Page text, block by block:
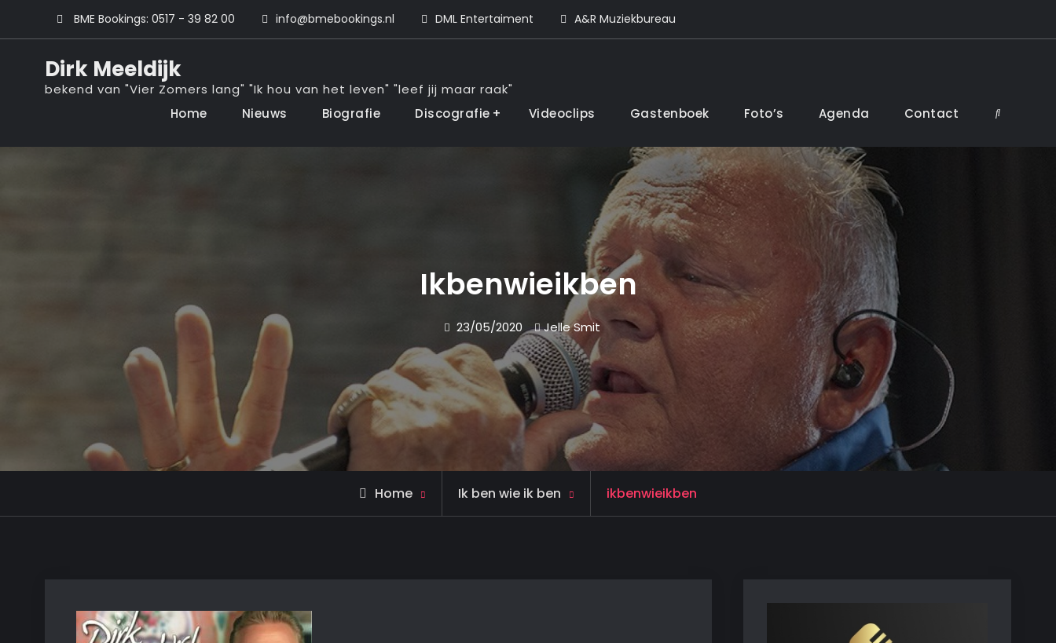
BME Bookings: 0517 - 39 82 00 info@bmebookings.nl DML Entertaiment A&R Muziekbureau
Dirk Meeldijk
bekend van "Vier Zomers lang" "Ik hou van het leven" "leef jij maar raak"
Home
Nieuws Biografie Discografie Videoclips Gastenboek Foto’s Agenda Contact Search
Ikbenwieikben
23/05/2020 Jelle Smit
Home Ik ben wie ik ben ikbenwieikben